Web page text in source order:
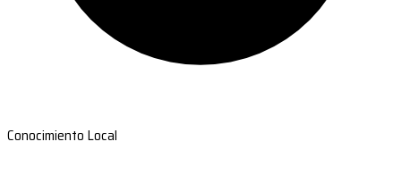
Conocimiento Local